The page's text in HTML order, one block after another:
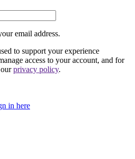
email address.
to support your experience
access to your account, and for
privacy policy.
in here